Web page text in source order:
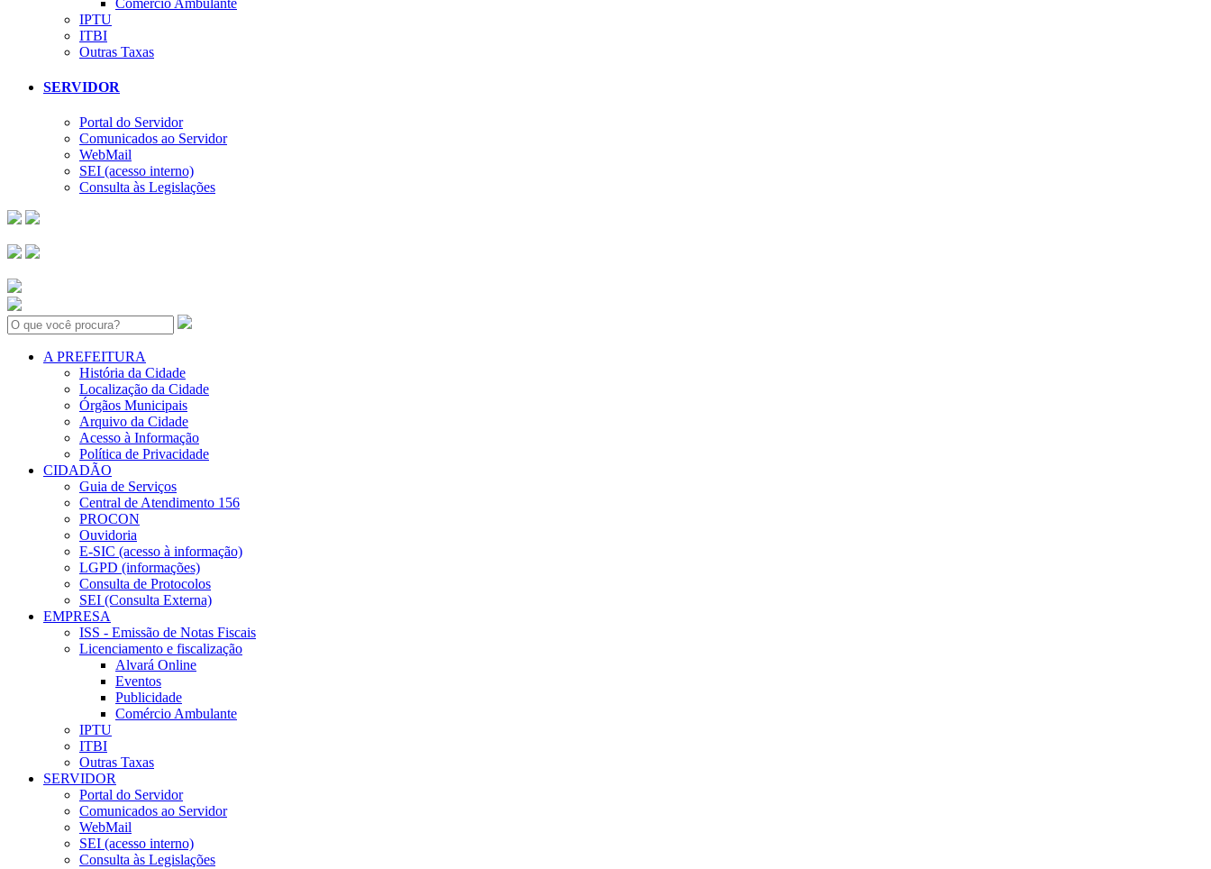
IPTU
ITBI
Outras Taxas
SERVIDOR
Portal do Servidor
Comunicados ao Servidor
WebMail
SEI (acesso interno)
Consulta às Legislações
Search:
A PREFEITURA
História da Cidade
Localização da Cidade
Órgãos Municipais
Arquivo da Cidade
Acesso à Informação
Política de Privacidade
CIDADÃO
Guia de Serviços
Central de Atendimento 156
PROCON
Ouvidoria
E-SIC (acesso à informação)
LGPD (informações)
Consulta de Protocolos
SEI (Consulta Externa)
EMPRESA
ISS - Emissão de Notas Fiscais
Licenciamento e fiscalização
Alvará Online
Eventos
Publicidade
Comércio Ambulante
IPTU
ITBI
Outras Taxas
SERVIDOR
Portal do Servidor
Comunicados ao Servidor
WebMail
SEI (acesso interno)
Consulta às Legislações